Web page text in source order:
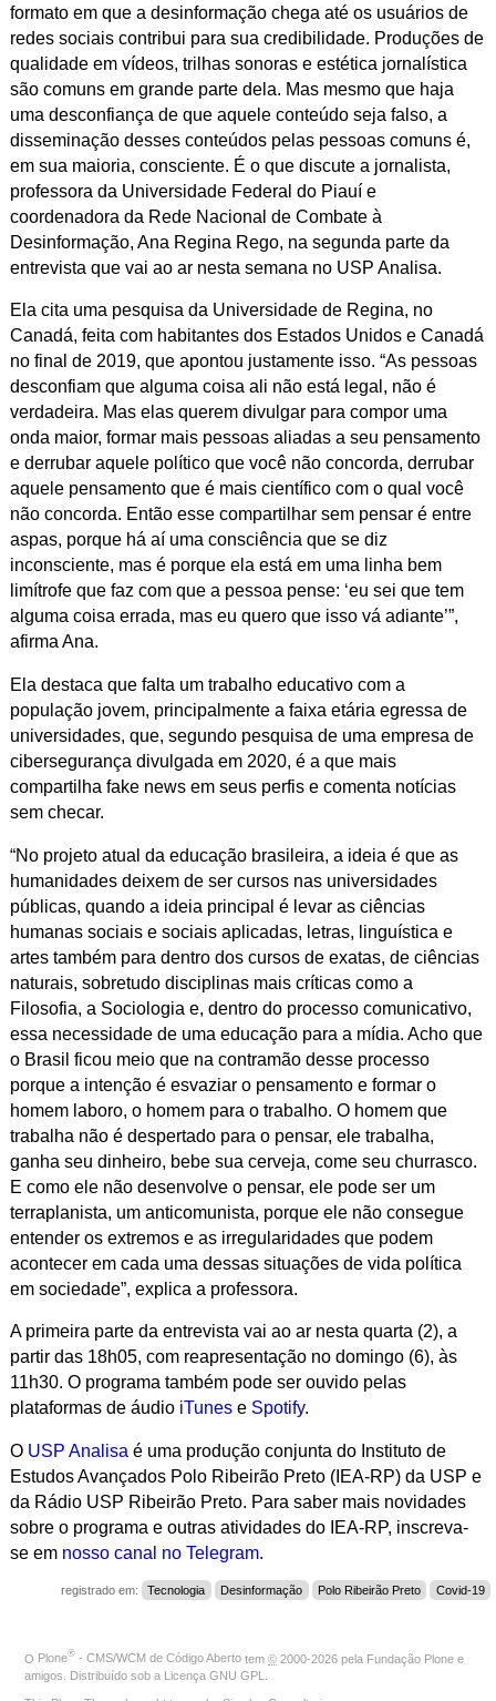
formato em que a desinformação chega até os usuários de
redes sociais contribui para sua credibilidade. Produções de
qualidade em vídeos, trilhas sonoras e estética jornalística
são comuns em grande parte dela. Mas mesmo que haja
uma desconfiança de que aquele conteúdo seja falso, a
disseminação desses conteúdos pelas pessoas comuns é,
em sua maioria, consciente. É o que discute a jornalista,
professora da Universidade Federal do Piauí e
coordenadora da Rede Nacional de Combate à
Desinformação, Ana Regina Rego, na segunda parte da
entrevista que vai ao ar nesta semana no USP Analisa.
Ela cita uma pesquisa da Universidade de Regina, no
Canadá, feita com habitantes dos Estados Unidos e Canadá
no final de 2019, que apontou justamente isso. “As pessoas
desconfiam que alguma coisa ali não está legal, não é
verdadeira. Mas elas querem divulgar para compor uma
onda maior, formar mais pessoas aliadas a seu pensamento
e derrubar aquele político que você não concorda, derrubar
aquele pensamento que é mais científico com o qual você
não concorda. Então esse compartilhar sem pensar é entre
aspas, porque há aí uma consciência que se diz
inconsciente, mas é porque ela está em uma linha bem
limítrofe que faz com que a pessoa pense: ‘eu sei que tem
alguma coisa errada, mas eu quero que isso vá adiante’”,
afirma Ana.
Ela destaca que falta um trabalho educativo com a
população jovem, principalmente a faixa etária egressa de
universidades, que, segundo pesquisa de uma empresa de
cibersegurança divulgada em 2020, é a que mais
compartilha fake news em seus perfis e comenta notícias
sem checar.
“No projeto atual da educação brasileira, a ideia é que as
humanidades deixem de ser cursos nas universidades
públicas, quando a ideia principal é levar as ciências
humanas sociais e sociais aplicadas, letras, linguística e
artes também para dentro dos cursos de exatas, de ciências
naturais, sobretudo disciplinas mais críticas como a
Filosofia, a Sociologia e, dentro do processo comunicativo,
essa necessidade de uma educação para a mídia. Acho que
o Brasil ficou meio que na contramão desse processo
porque a intenção é esvaziar o pensamento e formar o
homem laboro, o homem para o trabalho. O homem que
trabalha não é despertado para o pensar, ele trabalha,
ganha seu dinheiro, bebe sua cerveja, come seu churrasco.
E como ele não desenvolve o pensar, ele pode ser um
terraplanista, um anticomunista, porque ele não consegue
entender os extremos e as irregularidades que podem
acontecer em cada uma dessas situações de vida política
em sociedade”, explica a professora.
A primeira parte da entrevista vai ao ar nesta quarta (2), a
partir das 18h05, com reapresentação no domingo (6), às
11h30. O programa também pode ser ouvido pelas
plataformas de áudio iTunese Spotify.
O USP Analisa é uma produção conjunta do Instituto de
Estudos Avançados Polo Ribeirão Preto (IEA-RP) da USP e
da Rádio USP Ribeirão Preto. Para saber mais novidades
sobre o programa e outras atividades do IEA-RP, inscreva-
se em nosso canal no Telegram.
registrado em: Tecnologia Desinformação Polo Ribeirão Preto Covid-19
O Plone® - CMS/WCM de Código Aberto tem © 2000-2026 pela Fundação Plone e
amigos. Distribuído sob a
Licença GNU GPL